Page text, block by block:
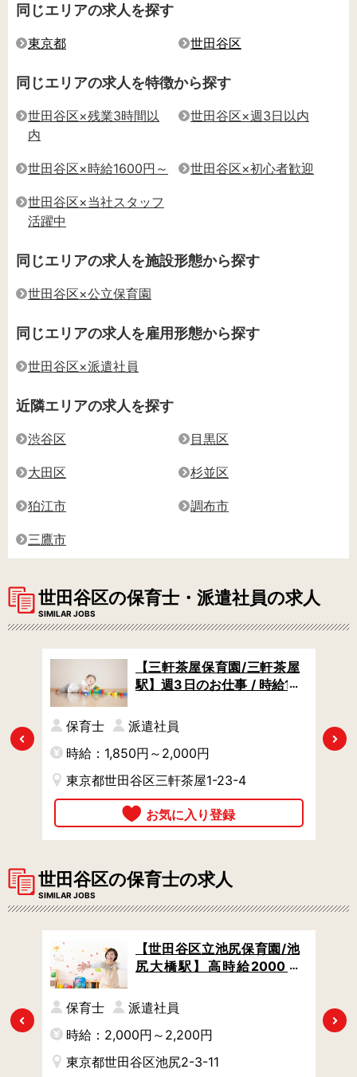
同じエリアの求人を探す
東京都 世田谷区
同じエリアの求人を特徴から探す
世田谷区×残業3時間以
内
世田谷区×週3日以内
世田谷区×時給1600円～ 世田谷区×初心者歓迎
世田谷区×当社スタッフ
活躍中
同じエリアの求人を施設形態から探す
世田谷区×公立保育園
同じエリアの求人を雇用形態から探す
世田谷区×派遣社員
近隣エリアの求人を探す
渋谷区 目黒区
大田区 杉並区
狛江市 調布市
三鷹市
世田谷区の保育士・派遣社員の求人
SIMILAR JOBS
Previous
【三軒茶屋保育園/三軒茶屋
駅】週3日のお仕事 / 時給18
/ 曜日の希望があればご相談
OK
保育士
派遣社員
時給：1,850円～2,000円
東京都世田谷区三軒茶屋1-23-4
Next
世田谷区の保育士の求人
SIMILAR JOBS
Previous
【世田谷区立池尻保育園/池
尻大橋駅】高時給2000円
定シフトも相談OK / 有休が
取りやすい仕組みアリ
保育士
派遣社員
時給：2,000円～2,200円
東京都世田谷区池尻2-3-11
Next